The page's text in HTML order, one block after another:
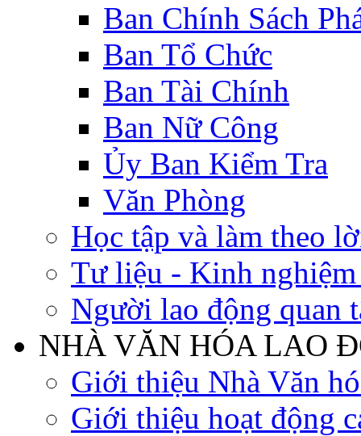
Ban Chính Sách
Ban Tổ Chức
Ban Tài Chính
Ban Nữ Công
Ủy Ban Kiểm Tra
Văn Phòng
Học tập và làm theo
Tư liệu - Kinh
Người lao động quan
NHÀ VĂN HÓA LAO
Giới thiệu Nhà Văn
Giới thiệu hoạt động